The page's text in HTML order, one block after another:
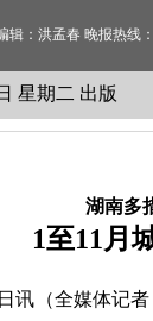
辑：洪孟春 晚报热线
星期 二 出版
湖南多
1至11月
（全媒体记者